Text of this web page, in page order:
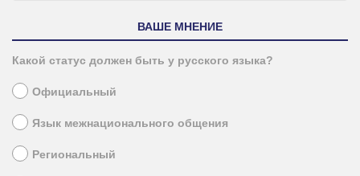
ВАШЕ МНЕНИЕ
Какой статус должен быть у русского языка?
Официальный
Язык межнационального общения
Региональный